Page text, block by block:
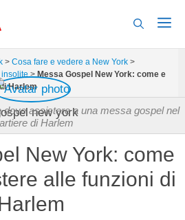
> Cosa fare e vedere a New York >
insolite>Messa Gospel New York: come e
Harlem
assistere a una messa gospel nel
di Harlem
New York: come
alle funzioni di